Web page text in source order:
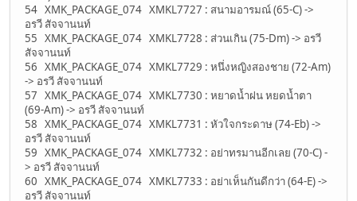
54 XMK_PACKAGE_074 XMKL7727 : สนามอารมณ์ (65-C) ->
อรวี สัจจานนท์
55 XMK_PACKAGE_074 XMKL7728 : ส่วนเกิน (75-Dm) -> อรวี
สัจจานนท์
56 XMK_PACKAGE_074 XMKL7729 : หนึ่งหญิงสองชาย (72-Am)
-> อรวี สัจจานนท์
57 XMK_PACKAGE_074 XMKL7730 : หยาดน้ำฝน หยดน้ำตา
(69-Am) -> อรวี สัจจานนท์
58 XMK_PACKAGE_074 XMKL7731 : หัวใจกระดาษ (74-Eb) ->
อรวี สัจจานนท์
59 XMK_PACKAGE_074 XMKL7732 : อย่าทรมานอีกเลย (70-C) -
> อรวี สัจจานนท์
60 XMK_PACKAGE_074 XMKL7733 : อย่าเห็นกันดีกว่า (64-E) ->
อรวี สัจจานนท์